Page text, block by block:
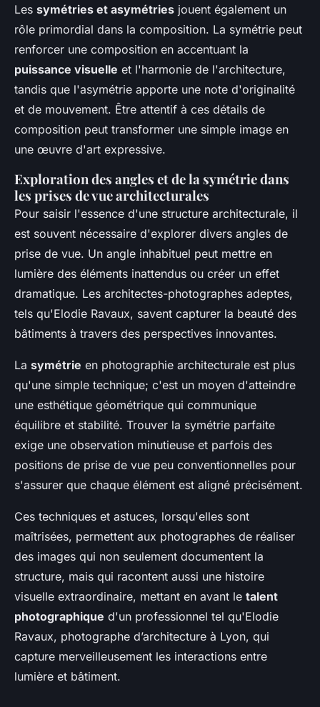
Les symétries et asymétries jouent également un
rôle primordial dans la composition. La symétrie peut
renforcer une composition en accentuant la
puissance visuelle et l'harmonie de l'architecture,
tandis que l'asymétrie apporte une note d'originalité
et de mouvement. Être attentif à ces détails de
composition peut transformer une simple image en
une œuvre d'art expressive.
Exploration des angles et de la symétrie dans
les prises de vue architecturales
Pour saisir l'essence d'une structure architecturale, il
est souvent nécessaire d'explorer divers angles de
prise de vue. Un angle inhabituel peut mettre en
lumière des éléments inattendus ou créer un effet
dramatique. Les architectes-photographes adeptes,
tels qu'Elodie Ravaux, savent capturer la beauté des
bâtiments à travers des perspectives innovantes.
La symétrie en photographie architecturale est plus
qu'une simple technique; c'est un moyen d'atteindre
une esthétique géométrique qui communique
équilibre et stabilité. Trouver la symétrie parfaite
exige une observation minutieuse et parfois des
positions de prise de vue peu conventionnelles pour
s'assurer que chaque élément est aligné précisément.
Ces techniques et astuces, lorsqu'elles sont
maîtrisées, permettent aux photographes de réaliser
des images qui non seulement documentent la
structure, mais qui racontent aussi une histoire
visuelle extraordinaire, mettant en avant le talent
photographique d'un professionnel tel qu'Elodie
Ravaux, photographe d’architecture à Lyon, qui
capture merveilleusement les interactions entre
lumière et bâtiment.